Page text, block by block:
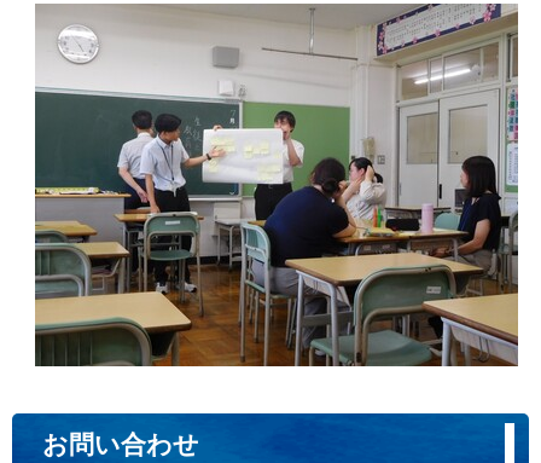
お問い合わせ